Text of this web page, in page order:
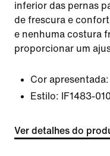
inferior das pernas
de frescura e
e nenhuma costura
proporcionar um
Cor apresentada:
Estilo:
IF1483-010
Ver detalhes do